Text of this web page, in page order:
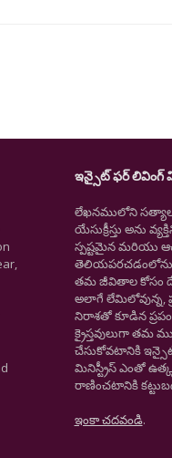
ఇన్సైట్ ఫర్ లివింగ్
లేఖనములోని
యేసుక్రీస్తు అను
స్పష్టమైన మరియు
తెలియపరచడంలోను,
తమ జీవితాల కోసం
అలాగే లేమిలోవున్న,
నిరాశతో కూడిన
క్రైస్తవులుగా తమ
చేసుకోవటానికి
మినిస్ట్రీస్ ఎంతో
రాణించటానికి
ఇంకా చదవండి.